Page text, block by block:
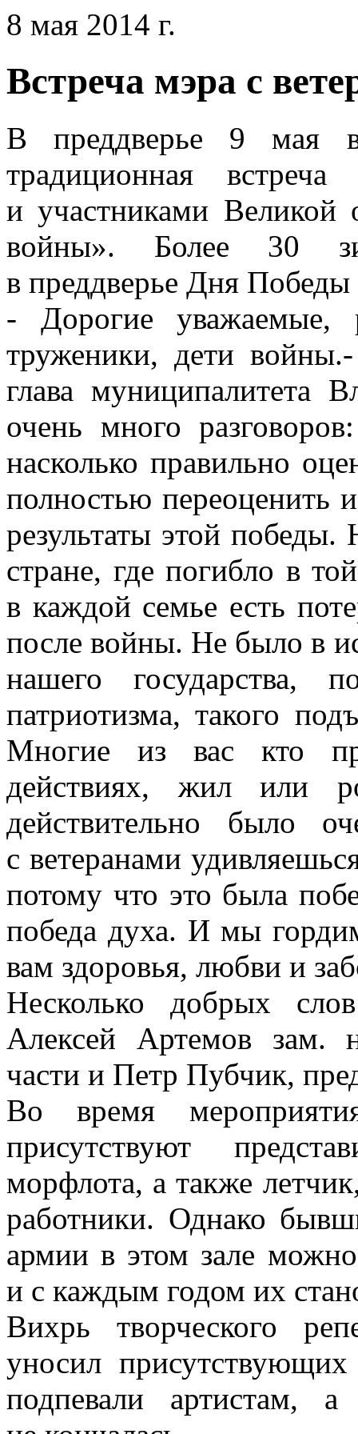
8 мая 2014 г.
Встреча мэра с
В преддверье 9 мая в
традиционная
и участниками Великой
войны». Более 30
в преддверье Дня
- Дорогие уважаемые,
труженики, дети
глава муниципалитета
очень много
насколько правильно
полностью переоценить
результаты этой
стране, где погибло в
в каждой семье есть
после войны. Не было в
нашего государства,
патриотизма, такого
Многие из вас кто
действиях, жил или
действительно было
с ветеранами
потому что это была
победа духа. И мы
вам здоровья, любви и
Несколько добрых
Алексей Артемов зам.
части и Петр Пубчик,
Во время
присутствуют
морфлота, а также
работники. Однако
армии в этом зале
и с каждым годом их
Вихрь творческого
уносил
подпевали артистам,